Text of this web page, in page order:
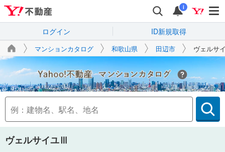
i
ログイン ID新規取得
マンションカタログ 和歌山県 田辺市 ヴェルサ
Yahoo!不動産
ヴェルサイユⅢ